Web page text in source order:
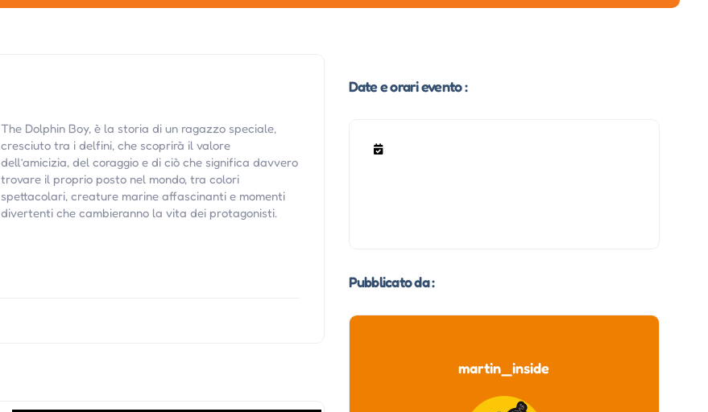
The Dolphin Boy, è la storia di un ragazzo speciale,
cresciuto tra i delfini, che scoprirà il valore
dell’amicizia, del coraggio e di ciò che significa davvero
trovare il proprio posto nel mondo, tra colori
spettacolari, creature marine affascinanti e momenti
divertenti che cambieranno la vita dei protagonisti.
Date e orari evento :
Pubblicato da :
martin_inside